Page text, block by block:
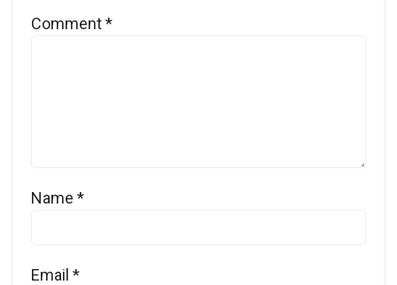
Comment*
Name *
Email *